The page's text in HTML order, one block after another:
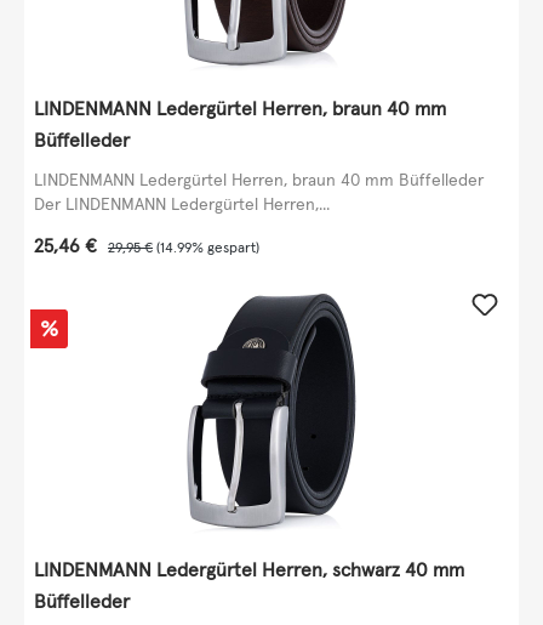
LINDENMANN Ledergürtel Herren, braun 40 mm
Büffelleder
LINDENMANN Ledergürtel Herren, braun 40 mm Büffelleder
Der LINDENMANN Ledergürtel Herren,...
Verkaufspreis:
25,46 € Regulärer Preis:
29,95 € (14.99% gespart)
Rabatt
%
LINDENMANN Ledergürtel Herren, schwarz 40 mm
Büffelleder